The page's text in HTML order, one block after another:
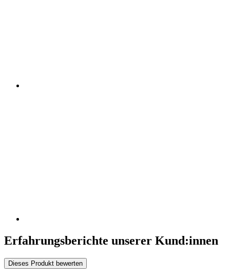
Erfahrungsberichte unserer Kund:innen
Dieses Produkt bewerten